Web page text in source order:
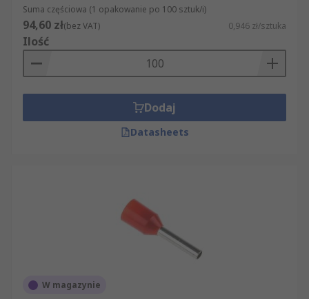
kompleksowo zaopatrzyć się we wszystko, co
potrzebne do wykonania profesjonalnych
połączeń kablowych.
Suma częściowa (1 opakowanie po 100 sztuk/i)
94,60 zł(bez VAT) 0,946 zł/sztuka
Ilość
Dodaj
Datasheets
W magazynie